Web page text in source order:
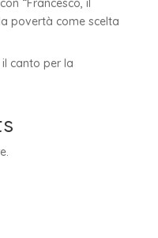
povertà come scelta
il canto per la